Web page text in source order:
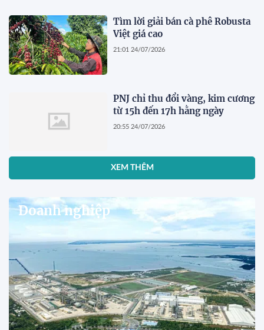
Tìm lời giải bán cà phê Robusta
Việt giá cao
21:01 24/07/2026
PNJ chỉ thu đổi vàng, kim cương
từ 15h đến 17h hằng ngày
20:55 24/07/2026
XEM THÊM
Doanh nghiệp